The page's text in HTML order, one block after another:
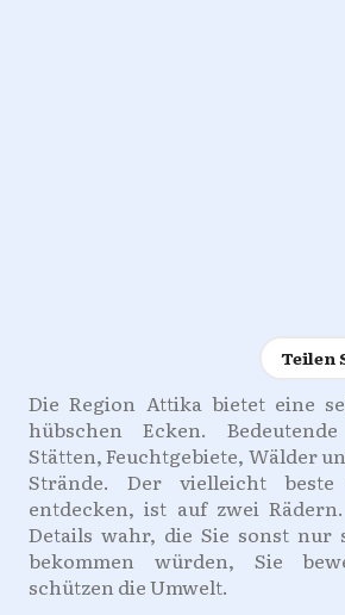
Teilen
Die Region Attika bietet eine
hübschen Ecken.
Stätten, Feuchtgebiete, Wälder
Strände. Der vielleicht
entdecken, ist auf zwei
Details wahr, die Sie sonst nur
bekommen würden, Sie
schützen die Umwelt.